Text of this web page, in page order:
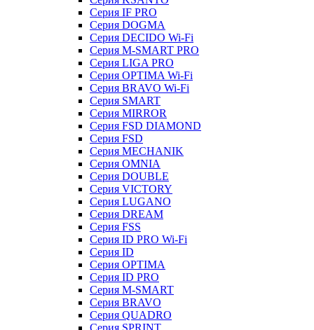
Серия IF PRO
Серия DOGMA
Серия DECIDO Wi-Fi
Серия M-SMART PRO
Серия LIGA PRO
Серия OPTIMA Wi-Fi
Серия BRAVO Wi-Fi
Серия SMART
Серия MIRROR
Серия FSD DIAMOND
Серия FSD
Серия MECHANIK
Серия OMNIA
Серия DOUBLE
Серия VICTORY
Серия LUGANO
Серия DREAM
Серия FSS
Серия ID PRO Wi-Fi
Серия ID
Серия OPTIMA
Серия ID PRO
Серия M-SMART
Серия BRAVO
Серия QUADRO
Серия SPRINT